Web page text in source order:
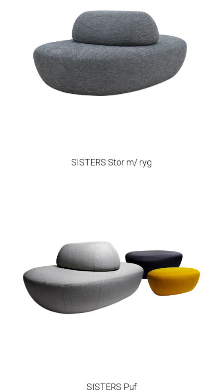
SISTERS Stor m/ ryg
SISTERS Puf